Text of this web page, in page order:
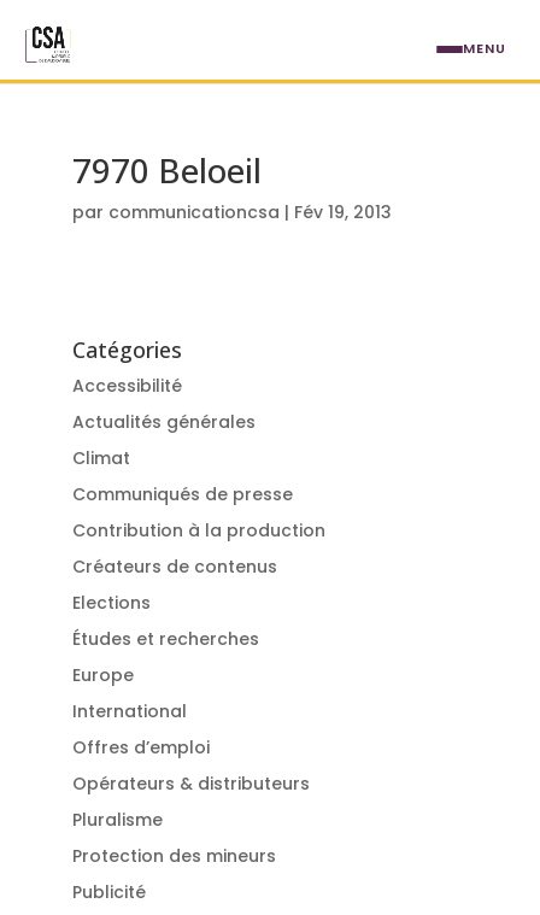
7970 Beloeil
par communicationcsa | Fév 19, 2013
Catégories
Accessibilité
Actualités générales
Climat
Communiqués de presse
Contribution à la production
Créateurs de contenus
Elections
Études et recherches
Europe
International
Offres d’emploi
Opérateurs & distributeurs
Pluralisme
Protection des mineurs
Publicité
MENU